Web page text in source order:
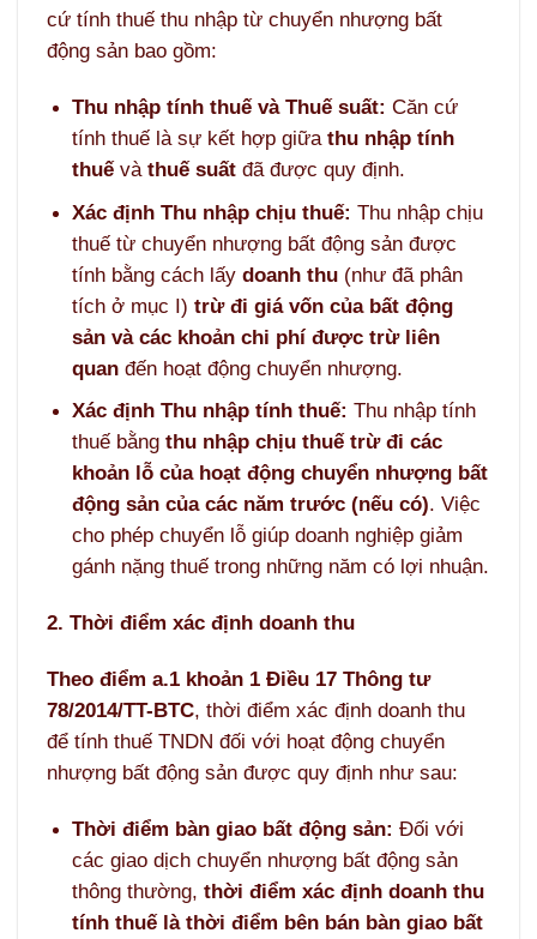
cứ tính thuế thu nhập từ chuyển nhượng bất
động sản bao gồm:
Thu nhập tính thuế và Thuế suất: Căn cứ
tính thuế là sự kết hợp giữa thu nhập tính
thuếvà thuế suấtđã được quy định.
Xác định Thu nhập chịu thuế: Thu nhập chịu
thuế từ chuyển nhượng bất động sản được
tính bằng cách lấy doanh thu(như đã phân
tích ở mục I) trừ đi giá vốn của bất động
sản và các khoản chi phí được trừ liên
quanđến hoạt động chuyển nhượng.
Xác định Thu nhập tính thuế: Thu nhập tính
thuế bằng thu nhập chịu thuế trừ đi các
khoản lỗ của hoạt động chuyển nhượng bất
động sản của các năm trước (nếu có). Việc
cho phép chuyển lỗ giúp doanh nghiệp giảm
gánh nặng thuế trong những năm có lợi nhuận.
2. Thời điểm xác định doanh thu
Theo điểm a.1 khoản 1 Điều 17 Thông tư
78/2014/TT-BTC, thời điểm xác định doanh thu
để tính thuế TNDN đối với hoạt động chuyển
nhượng bất động sản được quy định như sau:
Thời điểm bàn giao bất động sản: Đối với
các giao dịch chuyển nhượng bất động sản
thông thường, thời điểm xác định doanh thu
tính thuế là thời điểm bên bán bàn giao bất